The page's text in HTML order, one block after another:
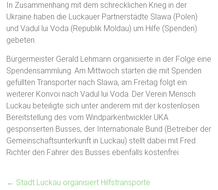
In Zusammenhang mit dem schrecklichen Krieg in der
Ukraine haben die Luckauer Partnerstädte Slawa (Polen)
und Vadul lui Voda (Republik Moldau) um Hilfe (Spenden)
gebeten.
Bürgermeister Gerald Lehmann organisierte in der Folge eine
Spendensammlung. Am Mittwoch starten die mit Spenden
gefüllten Transporter nach Slawa, am Freitag folgt ein
weiterer Konvoi nach Vadul lui Voda. Der Verein Mensch
Luckau beteiligte sich unter anderem mit der kostenlosen
Bereitstellung des vom Windparkentwickler UKA
gesponserten Busses, der Internationale Bund (Betreiber der
Gemeinschaftsunterkunft in Luckau) stellt dabei mit Fred
Richter den Fahrer des Busses ebenfalls kostenfrei.
← Stadt Luckau organisiert Hilfstransporte